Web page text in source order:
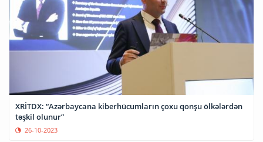
XRİTDX: “Azərbaycana kiberhücumların çoxu qonşu ölkələrdən
təşkil olunur”
26-10-2023